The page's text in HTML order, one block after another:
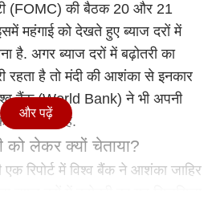
(FOMC) की बैठक 20 और 21
महंगाई को देखते हुए ब्‍याज दरों में
है. अगर ब्‍याज दरों में बढ़ोतरी का
रहता है तो मंदी की आशंका से इनकार
बैंक (World Bank) ने भी अपनी
जाहिर की है.
लेकर क्‍यों चेताया?
रिपोर्ट में विश्‍व बैंक ने आशंका जाहिर
और पढ़ें